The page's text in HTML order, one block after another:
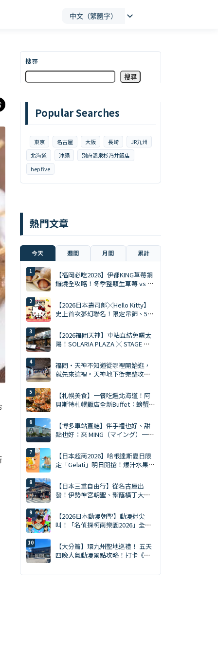
中文（繁體字）
搜尋
搜尋
Popular Searches
東京 名古屋 大阪 長崎
JR九州
北海道
沖繩
別府溫泉杉乃井飯店
hep five
熱門文章
今天 週間 月間 累計
【福岡必吃2026】伊都KING草莓銅
鑼燒全攻略！冬季整顆生草莓 vs 夏
【2026日本壽司郎╳Hello Kitty】
史上首次夢幻聯名！限定吊飾、5%
【2026福岡天神】車站直結免曬太
陽！SOLARIA PLAZA ╳ STAGE 必
福岡・天神不知道從哪裡開始逛，
就先來這裡。天神地下街完整攻略
【札幌美食】一餐吃遍北海道！阿
貝斯特札幌飯店全新Buffet：螃蟹
湯咖哩
【博多車站直結】伴手禮也好、甜
點也好：來 MING（マイング）一次
（2026年版）
【日本超商2026】哈根達斯夏日限
定「Gelati」明日開搶！爆汁水果、
【日本三重自由行】從名古屋出
發！伊勢神宮朝聖、禦蔭橫丁大啖
【2026日本動漫朝聖】動漫迷尖
叫！「名偵探柯南樂園2026」全日
色拍照會、交通預約懶人包
【大分篇】環九州聖地巡禮！ 五天
四晚人氣動漫景點攻略！打卡《進